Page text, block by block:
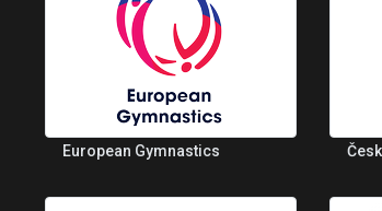
European Gymnastics